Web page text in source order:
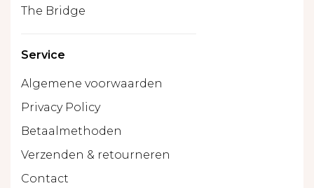
The Bridge
Service
Algemene voorwaarden
Privacy Policy
Betaalmethoden
Verzenden & retourneren
Contact